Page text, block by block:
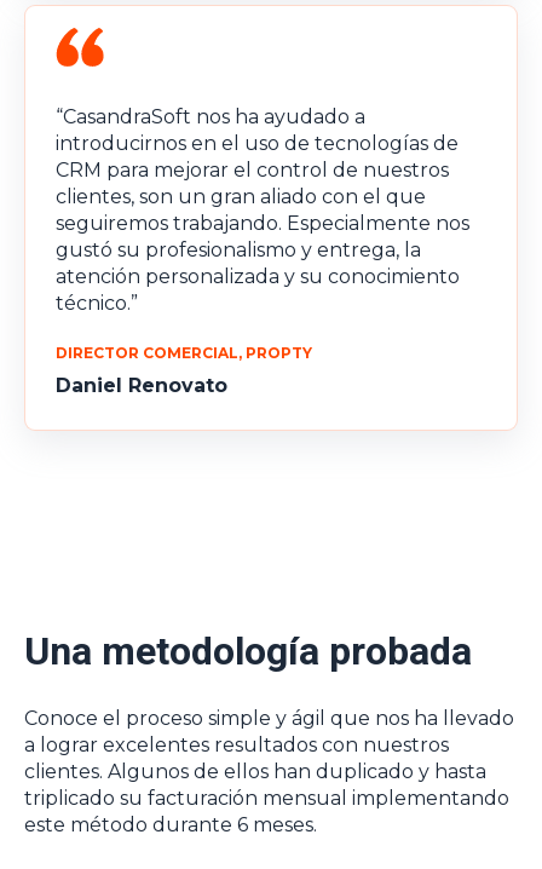
“CasandraSoft nos ha ayudado a
introducirnos en el uso de tecnologías de
CRM para mejorar el control de nuestros
clientes, son un gran aliado con el que
seguiremos trabajando. Especialmente nos
gustó su profesionalismo y entrega, la
atención personalizada y su conocimiento
técnico.”
DIRECTOR COMERCIAL, PROPTY
Daniel Renovato
Una metodología probada
Conoce el proceso simple y ágil que nos ha llevado
a lograr excelentes resultados con nuestros
clientes. Algunos de ellos han duplicado y hasta
triplicado su facturación mensual implementando
este método durante 6 meses.